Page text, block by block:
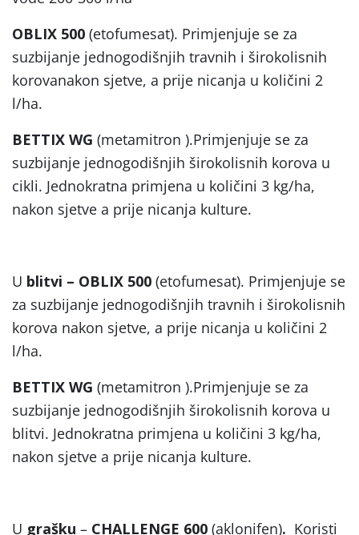
OBLIX 500 (etofumesat). Primjenjuje se za
suzbijanje jednogodišnjih travnih i širokolisnih
korovanakon sjetve, a prije nicanja u količini 2
l/ha.
BETTIX WG (metamitron ).Primjenjuje se za
suzbijanje jednogodišnjih širokolisnih korova u
cikli. Jednokratna primjena u količini 3 kg/ha,
nakon sjetve a prije nicanja kulture.
U blitvi – OBLIX 500 (etofumesat). Primjenjuje se
za suzbijanje jednogodišnjih travnih i širokolisnih
korova nakon sjetve, a prije nicanja u količini 2
l/ha.
BETTIX WG (metamitron ).Primjenjuje se za
suzbijanje jednogodišnjih širokolisnih korova u
blitvi. Jednokratna primjena u količini 3 kg/ha,
nakon sjetve a prije nicanja kulture.
U grašku – CHALLENGE 600 (aklonifen). Koristi